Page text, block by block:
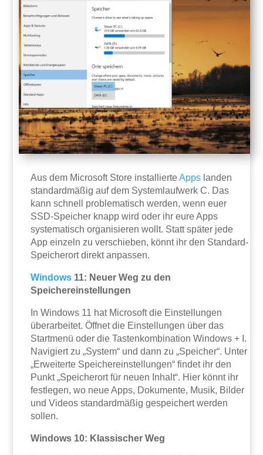
Aus dem Microsoft Store installierteApps landen
standardmäßig auf dem Systemlaufwerk C. Das
kann schnell problematisch werden, wenn euer
SSD-Speicher knapp wird oder ihr eure Apps
systematisch organisieren wollt. Statt später jede
App einzeln zu verschieben, könnt ihr den Standard-
Speicherort direkt anpassen.
Windows 11: Neuer Weg zu den
Speichereinstellungen
In Windows 11 hat Microsoft die Einstellungen
überarbeitet. Öffnet die Einstellungen über das
Startmenü oder die Tastenkombination Windows + I.
Navigiert zu „System“ und dann zu „Speicher“. Unter
„Erweiterte Speichereinstellungen“ findet ihr den
Punkt „Speicherort für neuen Inhalt“. Hier könnt ihr
festlegen, wo neue Apps, Dokumente, Musik, Bilder
und Videos standardmäßig gespeichert werden
sollen.
Windows 10: Klassischer Weg